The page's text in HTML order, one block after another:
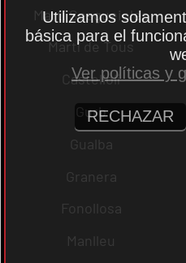
Martí Sesgueioles
Martí de Tous
Castellolí
Gurb
Gualba
Granera
Fonollosa
Manlleu
Utilizamos
básica para el
Ver políticas y
RECHAZAR